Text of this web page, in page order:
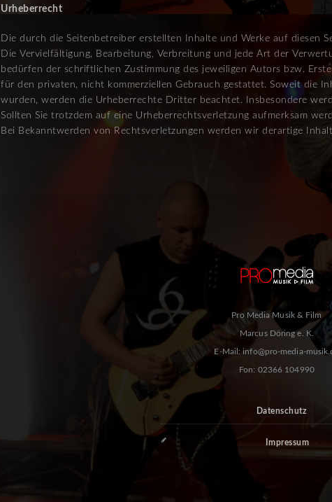
Urheberrecht
Die durch die Seitenbetreiber erstellten Inhalte und Werke auf diesen
Die Vervielfältigung, Bearbeitung, Verbreitung und jede Art der
bedürfen der schriftlichen Zustimmung des jeweiligen Autors bzw.
für den privaten, nicht kommerziellen Gebrauch gestattet. Soweit die
wurden, werden die Urheberrechte Dritter beachtet. Insbesondere
Sollten Sie trotzdem auf eine Urheberrechtsverletzung aufmerksam
Bei Bekanntwerden von Rechtsverletzungen werden wir derartige
Pro Media Musik & Film
Marcus Döring e. K.
E-Mail: info@pro-media-
Fon: 02366 104990
Datenschutz
Impressum